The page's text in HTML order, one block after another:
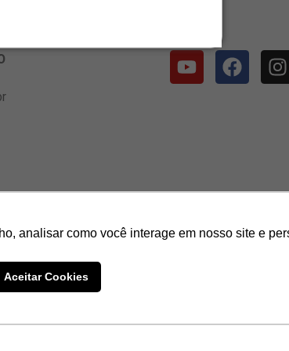
analisar como você interage em nosso site e
Aceitar Cookies